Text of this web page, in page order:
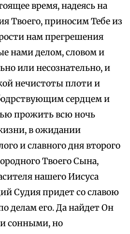
время, надеясь на
Твоего, приносим Тебе из
нам прегрешения
нами делом, словом и
или несознательно, и
нечистоты плоти и
сердцем и
прожить всю ночь
в ожидании
и славного дня второго
Твоего Сына,
нашего Иисуса
Судия придет со славою
делам его. Да найдет Он
сонными, но